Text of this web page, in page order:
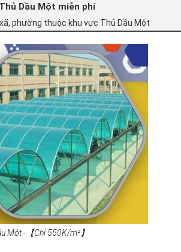
Dầu Một miễn phí
phường thuộc khu vực Thủ Dầu Một
Một -【Chỉ 550K/m²】